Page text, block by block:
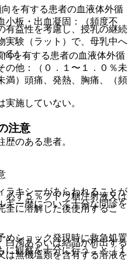
有益性を考慮し、授乳の継続
実験（ラット）で、母乳中へ
る）。
施していない。
注意
ず５％ブドウ糖注射液又は
全に溶解した後使用するこ
濁あるいは結晶が析出する
は無機塩類を含有する溶液を
を有する患者の血液体外循
小板・出血凝固：（頻度不
を有する患者の血液体外循
の他：（０．１〜１．０％未
満）頭痛、発熱、胸痛、（頻
のある患者。
キシーがあらわれることが
ギー歴について十分な問診を
めショック発現時に救急処置
に観察を十分に行うこと〔１